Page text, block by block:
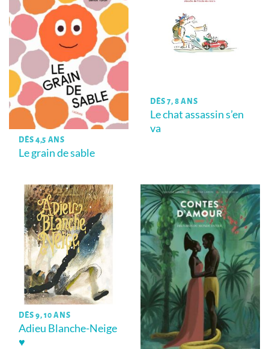
DÈS 4,5 ANS
Le grain de sable
DÈS 7, 8 ANS
Le chat assassin s’en
va
DÈS 9, 10 ANS
Adieu Blanche-Neige
♥